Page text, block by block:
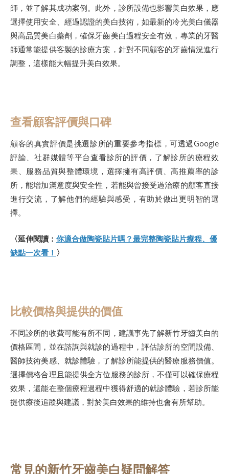
師，並了解其成功案例。此外，診所設備也影響美白效果，應
選擇使用安全、經過認證的美白技術，如最新的冷光美白儀器
與高品質美白藥劑，確保牙齒美白過程安全有效，專業的牙醫
師通常能提供客製的診療方案，針對不同顧客的牙齒情況進行
調整，這樣能大幅提升美白效果。
查看顧客評價與口碑
顧客的真實評價是挑選診所的重要參考指標，可透過Google
評論、社群媒體等平台查看診所的評價，了解診所的療程效
果、服務品質與整體環境，選擇擁有高評價、高推薦率的診
所，能增加滿意度與安全性，若能與曾接受過治療的顧客直接
進行交流，了解他們的經驗與感受，有助於做出更明智的選
擇。
〈延伸閱讀： 你適合做陶瓷貼片嗎？最完整陶瓷貼片療程、優
缺點一次看！ 〉
比較價格與提供的價值
不同診所的收費可能有所不同，建議事先了解新竹牙齒美白的
價格區間，並在諮詢與就診的過程中，評估診所的空間設備、
醫師技術美感、就診體驗，了解診所能提供的醫療服務價值。
選擇價格合理且能提供全方位服務的診所，不僅可以確保療程
效果，還能在整個療程過程中獲得舒適的就診體驗，若診所能
提供療後追蹤與建議，對於美白效果的維持也會有所幫助。
常見的新竹牙齒美白疑問解答